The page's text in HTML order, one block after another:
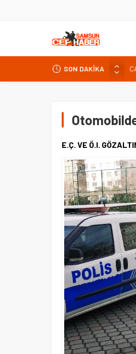
SON DAKİKA
E.Ç. VE Ö.I.